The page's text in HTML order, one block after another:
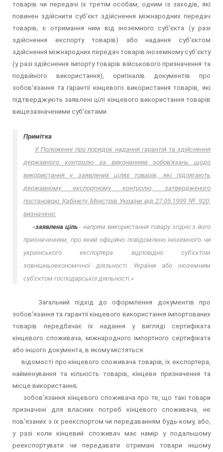
товарів чи передачі їх третім особам, одним із заходів, які
повинен здійснити суб’єкт здійснення міжнародних передач
товарів, є отримання ним від іноземного суб’єкта (у разі
здійснення експорту товарів) або надання суб’єктом
здійснення міжнародних передач товарів іноземному суб’єкту
(у разі здійснення імпорту товарів військового призначення та
подвійного використання), оригіналів документів про
зобов'язання та гарантії кінцевого використання товарів, які
підтверджують заявлені цілі кінцевого використання товарів
вищезазначеними суб’єктами.
Примітка
У Положенні про порядок надання гарантій та здійснення
державного контролю за виконанням зобов'язань щодо
використання у заявлених цілях товарів, які підлягають
державному експортному контролю, затвердженого
постановою Кабінету Міністрів України від 27.05.1999 № 920,
визначено:
«заявлена ціль- напрям використання товару згідно з його
призначенням, про який офіційно повідомлено іноземного чи
українського експортера відповідно суб'єктом
зовнішньоекономічної діяльності України або іноземним
суб'єктом господарської діяльності.»
Загальний підхід до оформлення документів про
зобов'язання та гарантії кінцевого використання імпортованих
товарів передбачає їх надання у вигляді сертифіката
кінцевого споживача, міжнародного імпортного сертифіката
або іншого документа, в якому містяться:
відомості про кінцевого споживача товарів, їх експортера,
найменування та кількість товарів, кінцеве призначення та
місце використання;
зобов'язання кінцевого споживача про те, що такі товари
призначені для власних потреб кінцевого споживача, не
пов'язаних з їх реекспортом чи передаванням будь-кому, або,
у разі коли кінцевий споживач має намір у подальшому
реекспортувати чи передавати отримані товари іншому